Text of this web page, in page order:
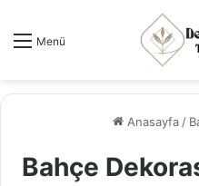
Menü
Anasayfa /
Bahçe